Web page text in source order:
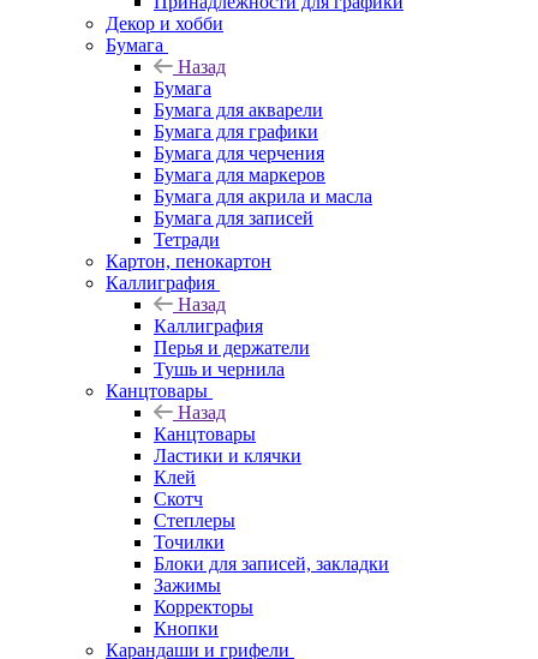
Декор и хобби
Бумага
Назад
Бумага
Бумага для акварели
Бумага для графики
Бумага для черчения
Бумага для маркеров
Бумага для акрила и масла
Бумага для записей
Тетради
Картон, пенокартон
Каллиграфия
Назад
Каллиграфия
Перья и держатели
Тушь и чернила
Канцтовары
Назад
Канцтовары
Ластики и клячки
Клей
Скотч
Степлеры
Точилки
Блоки для записей, закладки
Зажимы
Корректоры
Кнопки
Карандаши и грифели